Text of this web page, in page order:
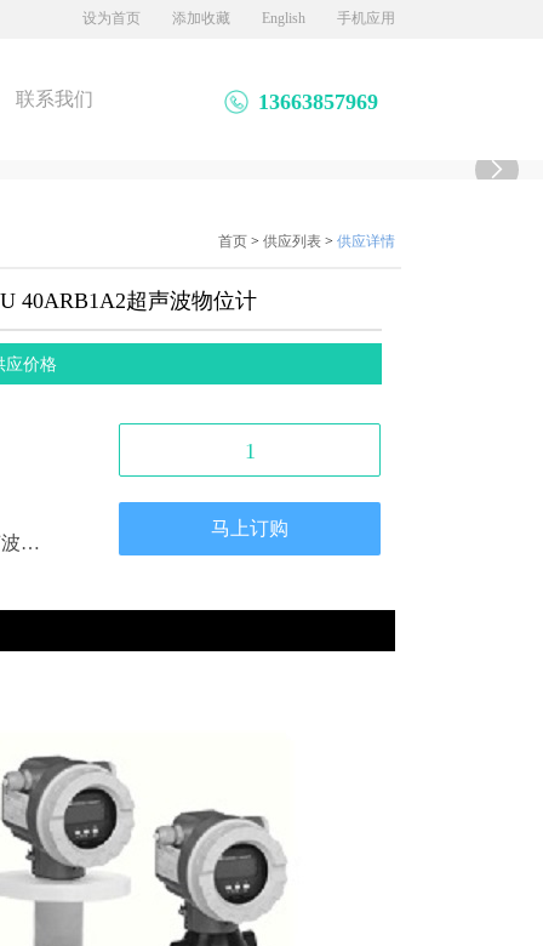
设为首页 添加收藏 English 手机应用
联系我们 13663857969

首页 > 供应列表 > 供应详情
40ARB1A2超声波物位计
应价格
计
1
马上订购